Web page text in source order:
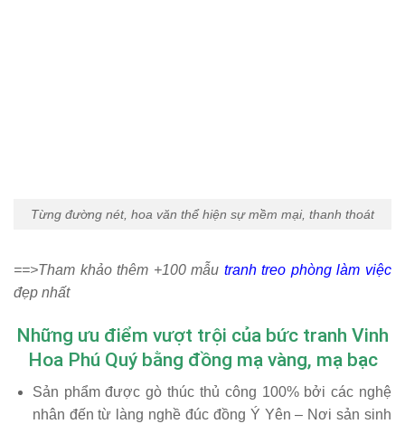
Từng đường nét, hoa văn thể hiện sự mềm mại, thanh thoát
==>Tham khảo thêm +100 mẫu tranh treo phòng làm việc
đẹp nhất
Những ưu điểm vượt trội của bức tranh Vinh
Hoa Phú Quý bằng đồng mạ vàng, mạ bạc
Sản phẩm được gò thúc thủ công 100% bởi các nghệ
nhân đến từ làng nghề đúc đồng Ý Yên – Nơi sản sinh